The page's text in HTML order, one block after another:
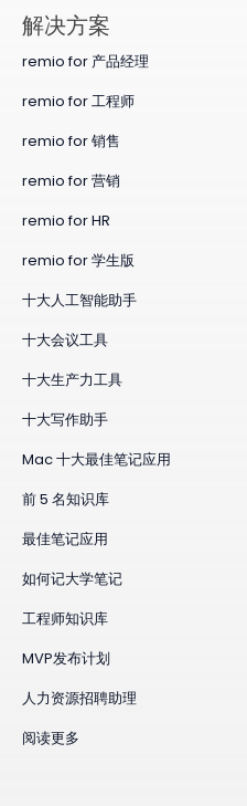
​解决方案
remio for 产品经理
remio for 工程师
remio for 销售
remio for 营销
remio for HR
remio for 学生版
十大人工智能助手
十大会议工具
十大生产力工具
十大写作助手
Mac 十大最佳笔记应用
前 5 名知识库
最佳笔记应用
如何记大学笔记
工程师知识库
MVP发布计划
人力资源招聘助理
阅读更多